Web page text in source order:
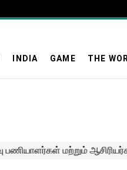
INDIA GAME THE